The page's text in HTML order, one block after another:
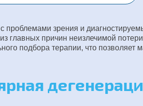
зрения и
главных причин неизлечимой
подбора терапии, что